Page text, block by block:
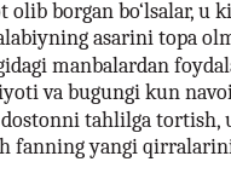
borgan bo‘lsalar, u
asarini topa
manbalardan
va bugungi kun
tahlilga tortish,
fanning yangi